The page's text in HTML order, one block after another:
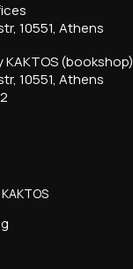
10551, Athens
KAKTOS (bookshop)
10551, Athens